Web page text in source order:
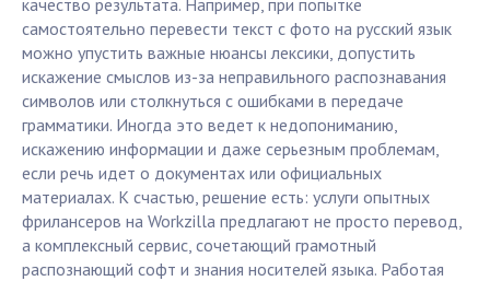
качество результата. Например, при попытке
самостоятельно перевести текст с фото на русский язык
можно упустить важные нюансы лексики, допустить
искажение смыслов из-за неправильного распознавания
символов или столкнуться с ошибками в передаче
грамматики. Иногда это ведет к недопониманию,
искажению информации и даже серьезным проблемам,
если речь идет о документах или официальных
материалах. К счастью, решение есть: услуги опытных
фрилансеров на Workzilla предлагают не просто перевод,
а комплексный сервис, сочетающий грамотный
распознающий софт и знания носителей языка. Работая